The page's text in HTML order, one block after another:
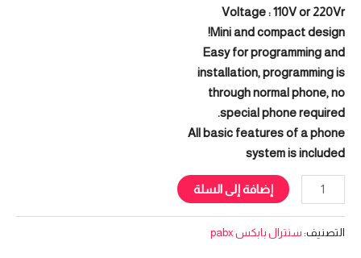
Voltage : 110V or 220Vr
Mini and compact design!
Easy for programming and
installation, programming is
through normal phone, no
special phone required.
All basic features of a phone
system is included
إضافة إلى السلة
التصنيف: سنترال بابكس pabx